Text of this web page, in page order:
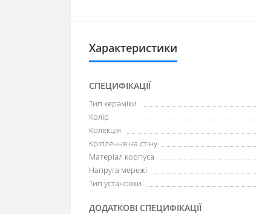
Характеристики
СПЕЦИФІКАЦІЇ
Тип кераміки
Колір
Колекція
Кріплення на стіну
Матеріал корпуса
Напруга мережі
Тип установки
ДОДАТКОВІ СПЕЦИФІКАЦІЇ